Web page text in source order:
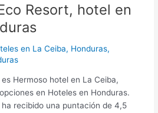
Resort, hotel en
en La Ceiba, Honduras,
Hermoso hotel en La Ceiba,
en Hoteles en Honduras.
recibido una puntación de 4,5